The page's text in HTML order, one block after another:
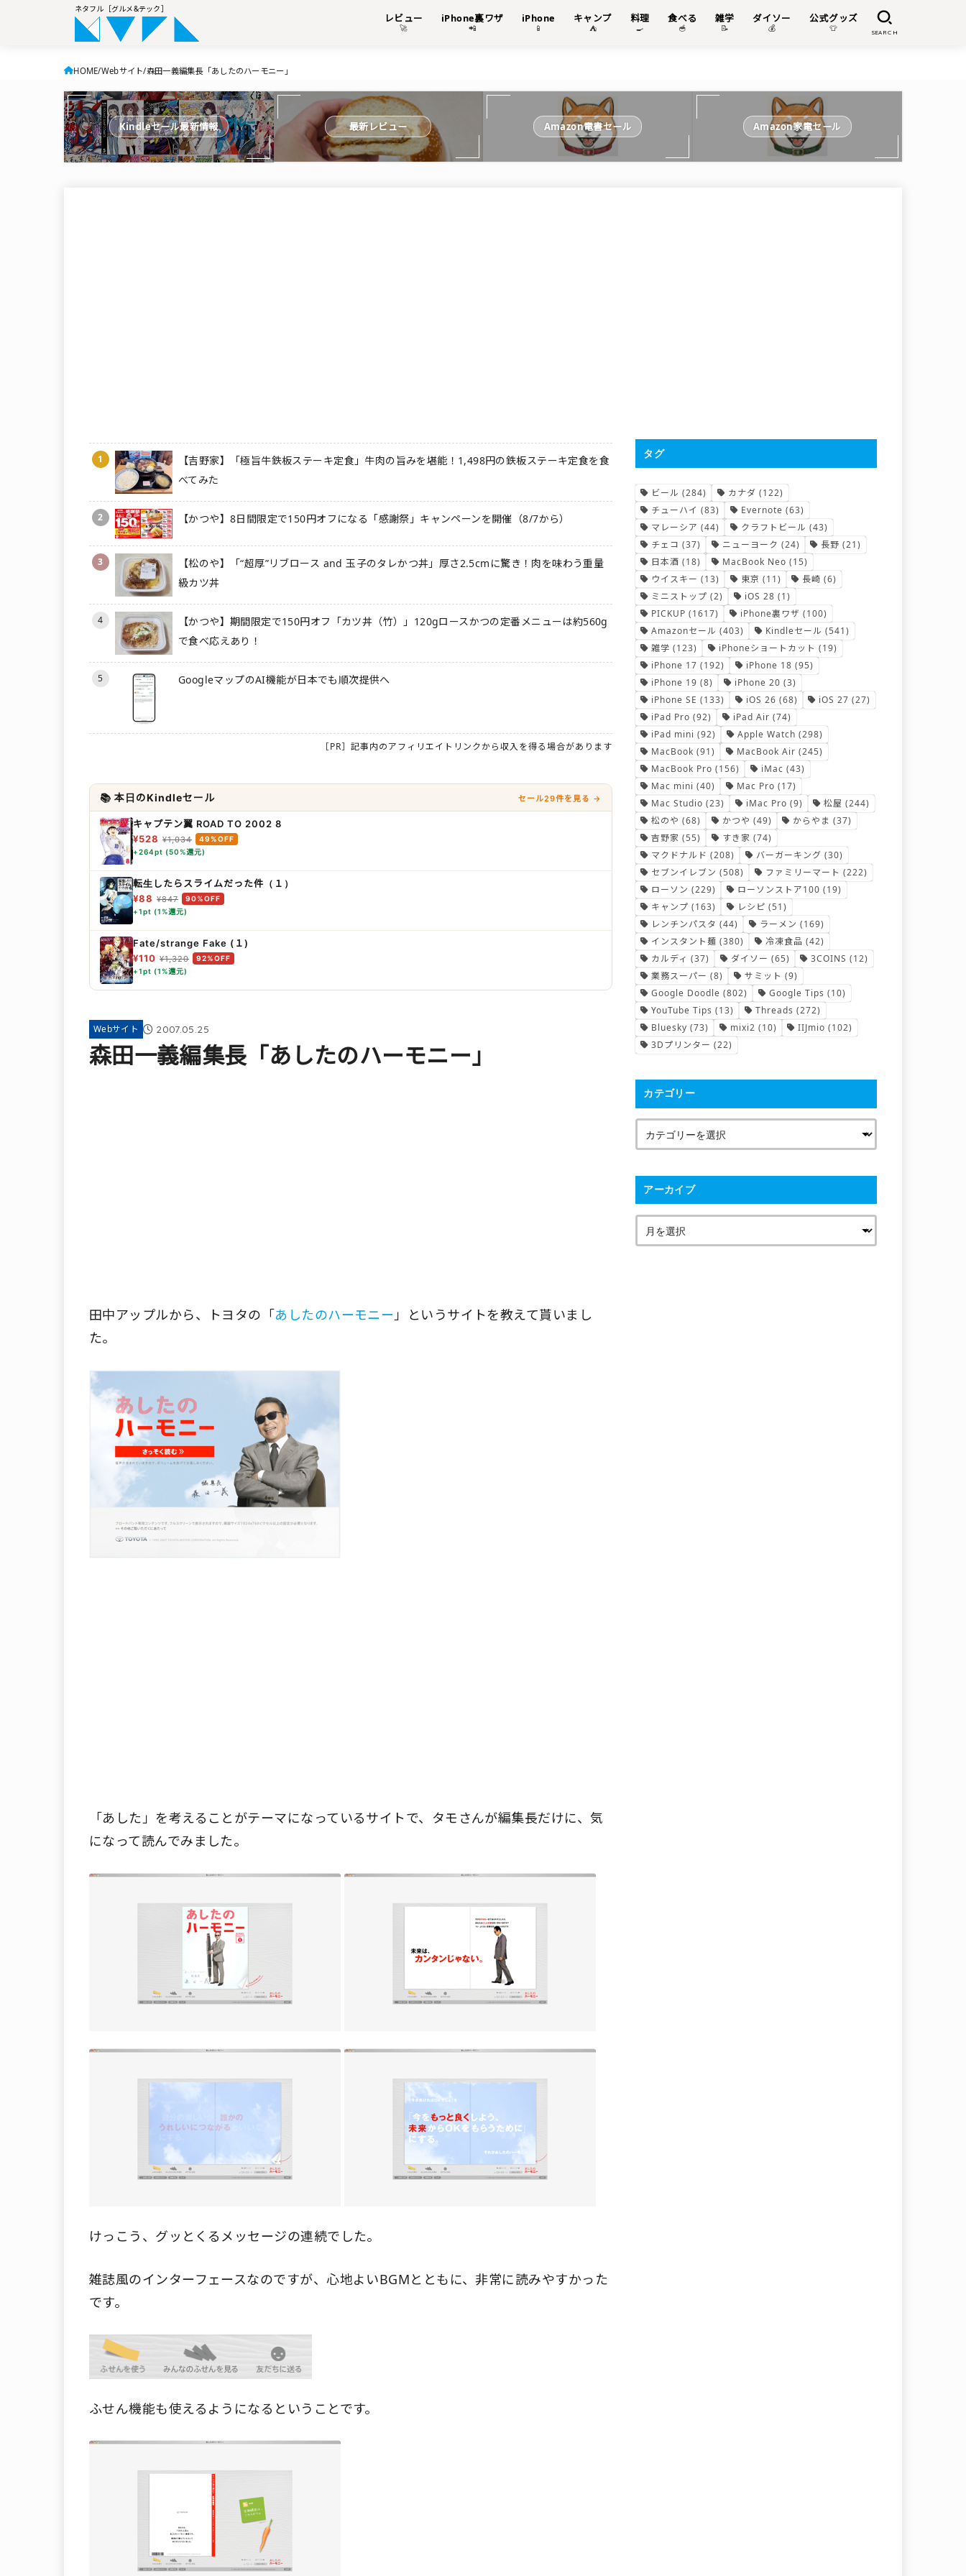
ネタフル［グルメ&テック］
レビュー
🚀
iPhone裏ワザ
📲
iPhone
📱
キャンプ
⛺
料理
🍳
食べる
🥣
雑学
📝
ダイソー
💰
公式グッズ
👕 SEARCH
HOME Webサイト 森田一義編集長「あしたのハーモニー」
Kindleセール最新情報 最新レビュー Amazon電書セール Amazon家電セール
1
【吉野家】「極旨牛鉄板ステーキ定食」牛肉の旨みを堪能！1,498円の鉄板ステーキ定食を食
べてみた
2 【かつや】8日間限定で150円オフになる「感謝祭」キャンペーンを開催（8/7から）
3
【松のや】「“超厚”リブロース and 玉子のタレかつ丼」厚さ2.5cmに驚き！肉を味わう重量
級カツ丼
4
【かつや】期間限定で150円オフ「カツ丼（竹）」120gロースかつの定番メニューは約560g
で食べ応えあり！
5 GoogleマップのAI機能が日本でも順次提供へ
［PR］記事内のアフィリエイトリンクから収入を得る場合があります
📚 本日のKindleセール セール29件を見る →
キャプテン翼 ROAD TO 2002 8
¥528 ¥1,034
49%OFF
+264pt (50%還元)
転生したらスライムだった件（１）
¥88 ¥847
90%OFF
+1pt (1%還元)
Fate/strange Fake (１)
¥110 ¥1,320
92%OFF
+1pt (1%還元)
Webサイト 2007.05.25
森田一義編集長「あしたのハーモニー」
田中アップルから、トヨタの「あしたのハーモニー」というサイトを教えて貰いまし
た。
「あした」を考えることがテーマになっているサイトで、タモさんが編集長だけに、気
になって読んでみました。
けっこう、グッとくるメッセージの連続でした。
雑誌風のインターフェースなのですが、心地よいBGMとともに、非常に読みやすかった
です。
ふせん機能も使えるようになるということです。
タグ
ビール (284) カナダ (122)
チューハイ (83) Evernote (63)
マレーシア (44) クラフトビール (43)
チェコ (37) ニューヨーク (24) 長野 (21)
日本酒 (18) MacBook Neo (15)
ウイスキー (13) 東京 (11) 長崎 (6)
ミニストップ (2) iOS 28 (1)
PICKUP (1617) iPhone裏ワザ (100)
Amazonセール (403) Kindleセール (541)
雑学 (123) iPhoneショートカット (19)
iPhone 17 (192) iPhone 18 (95)
iPhone 19 (8) iPhone 20 (3)
iPhone SE (133) iOS 26 (68) iOS 27 (27)
iPad Pro (92) iPad Air (74)
iPad mini (92) Apple Watch (298)
MacBook (91) MacBook Air (245)
MacBook Pro (156) iMac (43)
Mac mini (40) Mac Pro (17)
Mac Studio (23) iMac Pro (9) 松屋 (244)
松のや (68) かつや (49) からやま (37)
吉野家 (55) すき家 (74)
マクドナルド (208) バーガーキング (30)
セブンイレブン (508) ファミリーマート (222)
ローソン (229) ローソンストア100 (19)
キャンプ (163) レシピ (51)
レンチンパスタ (44) ラーメン (169)
インスタント麺 (380) 冷凍食品 (42)
カルディ (37) ダイソー (65) 3COINS (12)
業務スーパー (8) サミット (9)
Google Doodle (802) Google Tips (10)
YouTube Tips (13) Threads (272)
Bluesky (73) mixi2 (10) IIJmio (102)
3Dプリンター (22)
カテゴリー
アーカイブ